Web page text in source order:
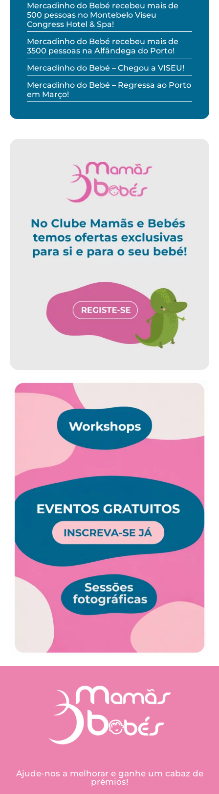
Mercadinho do Bebé recebeu mais de
500 pessoas no Montebelo Viseu
Congress Hotel & Spa!
Mercadinho do Bebé recebeu mais de
3500 pessoas na Alfândega do Porto!
Mercadinho do Bebé – Chegou a VISEU!
Mercadinho do Bebé – Regressa ao Porto
em Março!
Ajude-nos a melhorar e ganhe um cabaz de
prémios!